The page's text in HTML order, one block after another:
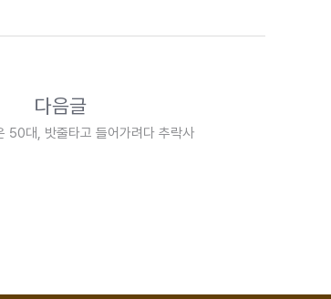
다음글
50대, 밧줄타고 들어가려다 추락사